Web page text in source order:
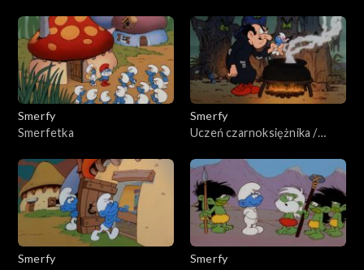
Smerfy
Smerfetka
Smerfy
Uczeń czarnoksiężnika /
Smerfy
Smerfy